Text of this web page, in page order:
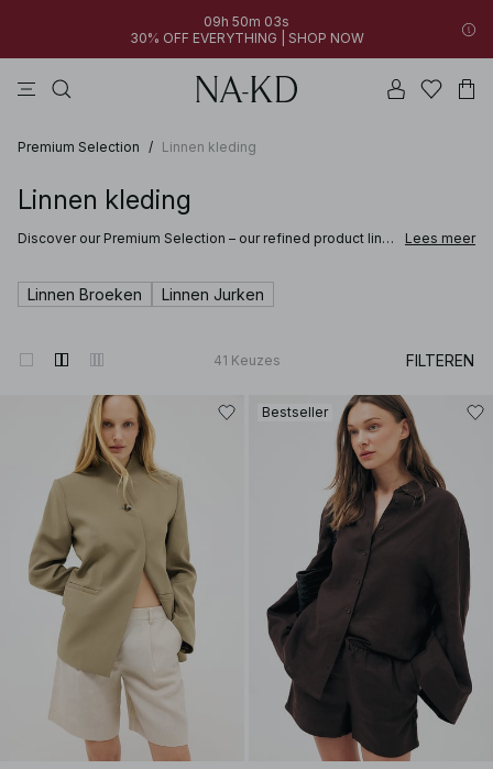
09h 50m 02s
30% OFF EVERYTHING | SHOP NOW
Premium Selection / Linnen kleding
Linnen kleding
Discover our Premium Selection – our refined product line
these pieces are designed to bring comfort and refined
style to your wardrobe.
Lees meer
Linnen Broeken Linnen Jurken
41 Keuzes FILTEREN
Bestseller